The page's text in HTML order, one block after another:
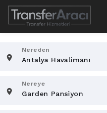
Nereden
Nereye